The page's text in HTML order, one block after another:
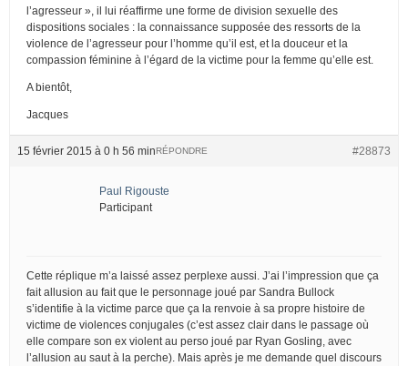
l’agresseur », il lui réaffirme une forme de division sexuelle des
dispositions sociales : la connaissance supposée des ressorts de la
violence de l’agresseur pour l’homme qu’il est, et la douceur et la
compassion féminine à l’égard de la victime pour la femme qu’elle est.
A bientôt,
Jacques
15 février 2015 à 0 h 56 min #28873
RÉPONDRE
Paul Rigouste
Participant
Cette réplique m’a laissé assez perplexe aussi. J’ai l’impression que ça
fait allusion au fait que le personnage joué par Sandra Bullock
s’identifie à la victime parce que ça la renvoie à sa propre histoire de
victime de violences conjugales (c’est assez clair dans le passage où
elle compare son ex violent au perso joué par Ryan Gosling, avec
l’allusion au saut à la perche). Mais après je me demande quel discours